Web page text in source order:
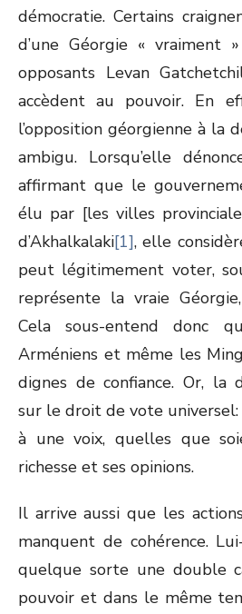
démocratie. Certains
d’une Géorgie « vraiment
opposants Levan
accèdent au pouvoir. En
l’opposition géorgienne à la
ambigu. Lorsqu’elle
affirmant que le
élu par [les villes
d’Akhalkalaki[1], elle
peut légitimement voter,
représente la vraie
Cela sous-entend donc
Arméniens et même les
dignes de confiance. Or, la
sur le droit de vote
à une voix, quelles que
richesse et ses opinions.
Il arrive aussi que les
manquent de cohérence.
quelque sorte une double
pouvoir et dans le même